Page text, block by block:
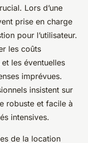
Lors d’une
prise en charge
pour l’utilisateur.
les coûts
les éventuelles
imprévues.
insistent sur
robuste et facile à
intensives.
de la location